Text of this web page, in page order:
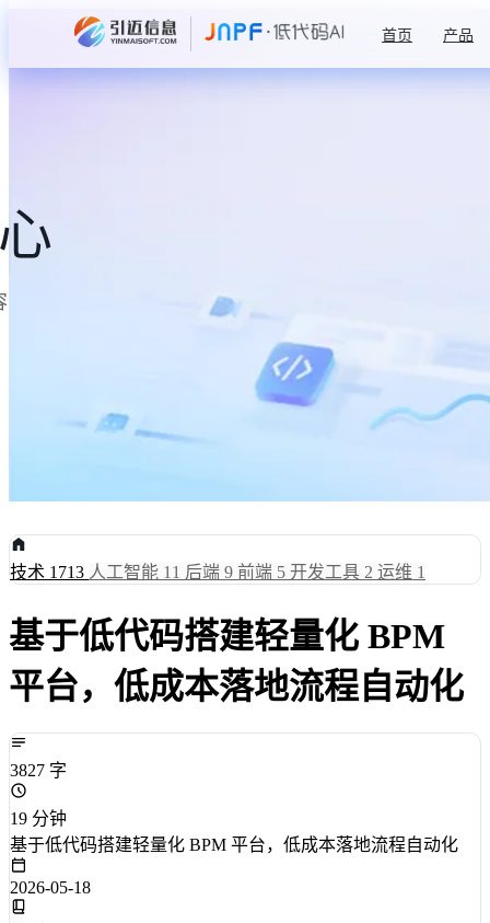
首页 产品
技术 1713 人工智能 11 后端 9 前端 5 开发工具 2 运维 1
基于低代码搭建轻量化 BPM
平台，低成本落地流程自动化
3827 字
19 分钟
基于低代码搭建轻量化 BPM 平台，低成本落地流程自动化
2026-05-18